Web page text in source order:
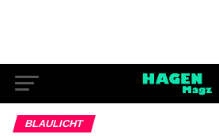
BLAULICHT